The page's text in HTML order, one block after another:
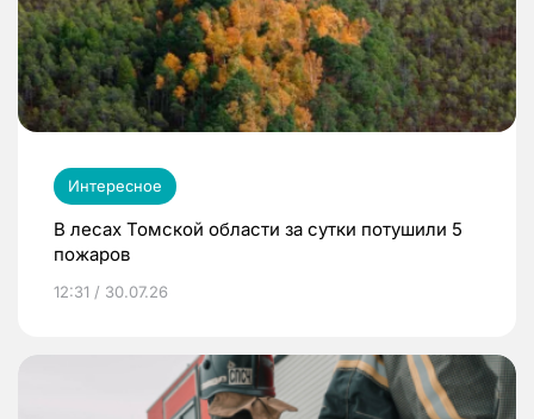
Интересное
В лесах Томской области за сутки потушили 5
пожаров
12:31 / 30.07.26